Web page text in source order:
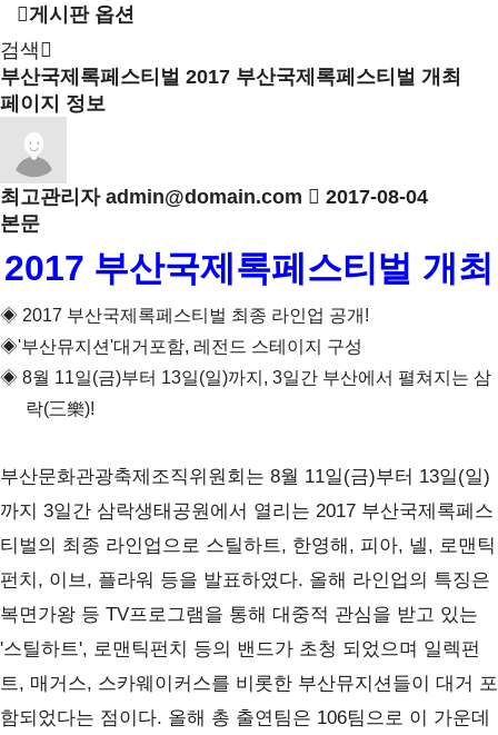
게시판 옵션
검색
부산국제록페스티벌 2017 부산국제록페스티벌 개최
페이지 정보
최고관리자 admin@domain.com
2017-08-04
본문
2017 부산국제록페스티벌 개최
◈ 2017 부산국제록페스티벌 최종 라인업 공개 !
◈'부산뮤지션'대거포함, 레전드 스테이지 구성
◈ 8월 11일(금)부터 13일(일)까지 , 3일간 부산에서 펼쳐지는 삼
락(三樂)!
부산문화관광축제조직위원회는 8월 11일(금)부터 13일(일)
까지 3일간 삼락생태공원에서 열리는 2017 부산국제록페스
티벌의 최종 라인업으로 스틸하트, 한영해 , 피아, 넬, 로맨틱
펀치 , 이브, 플라워 등을 발표하였다. 올해 라인업의 특징은
복면가왕 등 TV프로그램을 통해 대중적 관심을 받고 있는
'스틸하트', 로맨틱펀치 등의 밴드가 초청 되었으며 일렉펀
트, 매거스, 스카웨이커스를 비롯한 부산뮤지션들이 대거 포
함되었다는 점이다. 올해 총 출연팀은 106팀으로 이 가운데